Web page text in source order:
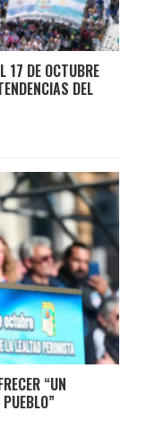
17 DE OCTUBRE
DEL
“UN